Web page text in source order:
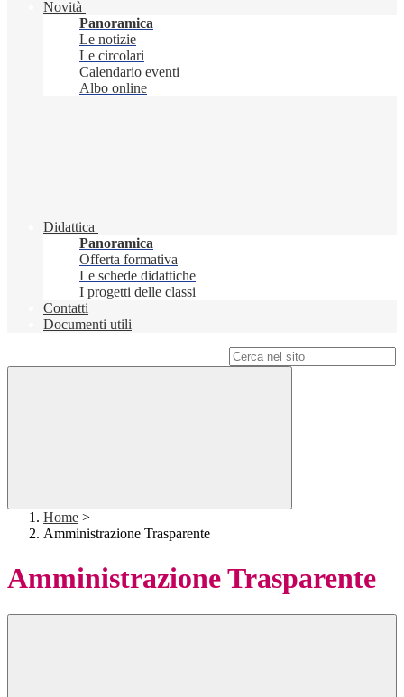
Novità
Panoramica
Le notizie
Le circolari
Calendario eventi
Albo online
Didattica
Panoramica
Offerta formativa
Le schede didattiche
I progetti delle classi
Contatti
Documenti utili
Home >
Amministrazione Trasparente
Amministrazione Trasparente